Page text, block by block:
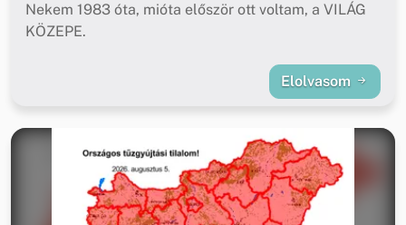
Nekem 1983 óta, mióta először ott voltam, a VILÁG
KÖZEPE.
Elolvasom